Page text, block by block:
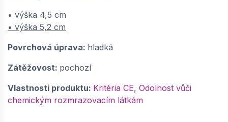
• výška 4,5 cm
• výška 5,2 cm
Povrchová úprava: hladká
Zátěžovost: pochozí
Vlastnosti produktu: Kritéria CE, Odolnost vůči
chemickým rozmrazovacím látkám